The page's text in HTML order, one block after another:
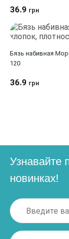
36.9 грн
Бязь набивная
120
36.9 грн
Узнавайте
новинках!